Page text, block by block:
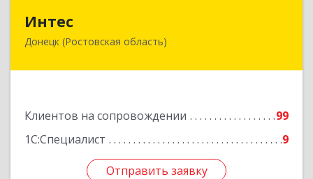
Интес
Донецк (Ростовская область)
Клиентов на сопровождении
99
1С:Специалист
9
Отправить заявку
346330, Ростовская обл, Донецк г, 60-й кв-л,
Отправить заявку